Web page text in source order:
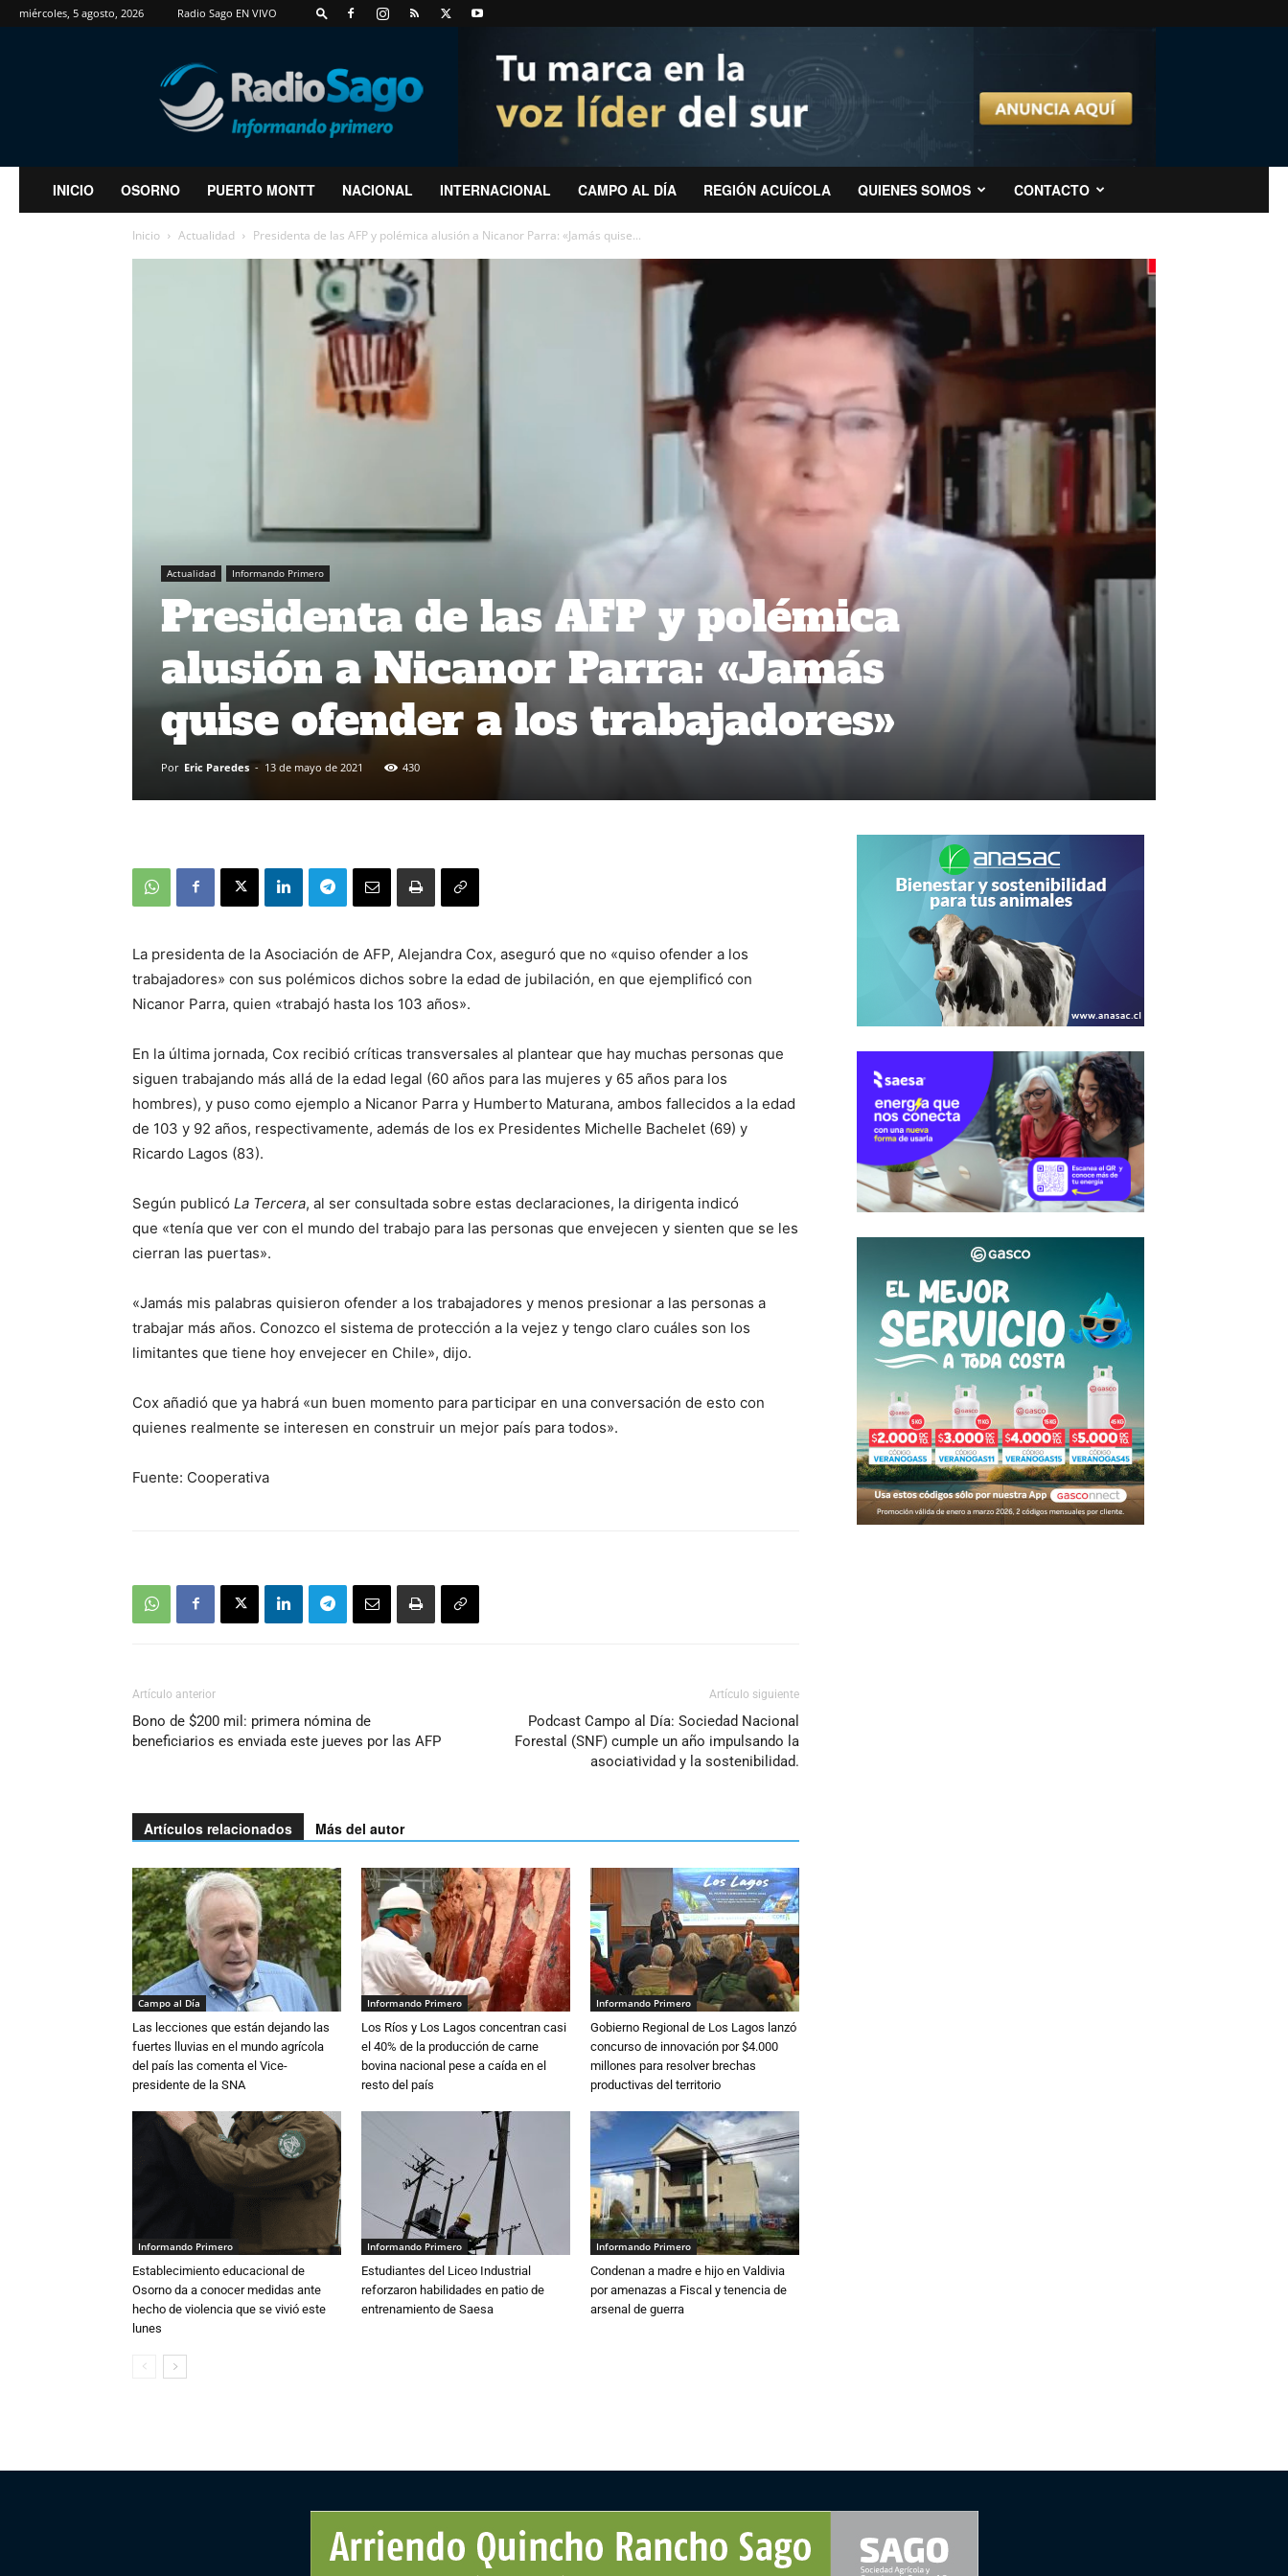
miércoles, 5 agosto, 2026 Radio Sago EN VIVO
RadioSago
INICIO OSORNO PUERTO MONTT NACIONAL INTERNACIONAL CAMPO AL DÍA REGIÓN ACUÍCOLA QUIENES SOMOS CONTACTO
Inicio Actualidad Presidenta de las AFP y polémica alusión a Nicanor Parra: «Jamás quise...
Actualidad Informando Primero
Presidenta de las AFP y polémica
alusión a Nicanor Parra: «Jamás
quise ofender a los trabajadores»
Por Eric Paredes - 13 de mayo de 2021 430
La presidenta de la Asociación de AFP, Alejandra Cox, aseguró que no «quiso ofender a los
trabajadores» con sus polémicos dichos sobre la edad de jubilación, en que ejemplificó con
Nicanor Parra, quien «trabajó hasta los 103 años».
En la última jornada, Cox recibió críticas transversales al plantear que hay muchas personas que
siguen trabajando más allá de la edad legal (60 años para las mujeres y 65 años para los
hombres), y puso como ejemplo a Nicanor Parra y Humberto Maturana, ambos fallecidos a la edad
de 103 y 92 años, respectivamente, además de los ex Presidentes Michelle Bachelet (69) y
Ricardo Lagos (83).
Según publicó La Tercera, al ser consultada sobre estas declaraciones, la dirigenta indicó
que «tenía que ver con el mundo del trabajo para las personas que envejecen y sienten que se les
cierran las puertas».
«Jamás mis palabras quisieron ofender a los trabajadores y menos presionar a las personas a
trabajar más años. Conozco el sistema de protección a la vejez y tengo claro cuáles son los
limitantes que tiene hoy envejecer en Chile», dijo.
Cox añadió que ya habrá «un buen momento para participar en una conversación de esto con
quienes realmente se interesen en construir un mejor país para todos».
Fuente: Cooperativa
Artículo anterior
Bono de $200 mil: primera nómina de
beneficiarios es enviada este jueves por las AFP
Artículo siguiente
Podcast Campo al Día: Sociedad Nacional
Forestal (SNF) cumple un año impulsando la
asociatividad y la sostenibilidad.
Artículos relacionados Más del autor
Campo al Día
Las lecciones que están dejando las
fuertes lluvias en el mundo agrícola
del país las comenta el Vice-
presidente de la SNA
Informando Primero
Los Ríos y Los Lagos concentran casi
el 40% de la producción de carne
bovina nacional pese a caída en el
resto del país
Informando Primero
Gobierno Regional de Los Lagos lanzó
concurso de innovación por $4.000
millones para resolver brechas
productivas del territorio
Informando Primero
Establecimiento educacional de
Osorno da a conocer medidas ante
hecho de violencia que se vivió este
lunes
Informando Primero
Estudiantes del Liceo Industrial
reforzaron habilidades en patio de
entrenamiento de Saesa
Informando Primero
Condenan a madre e hijo en Valdivia
por amenazas a Fiscal y tenencia de
arsenal de guerra